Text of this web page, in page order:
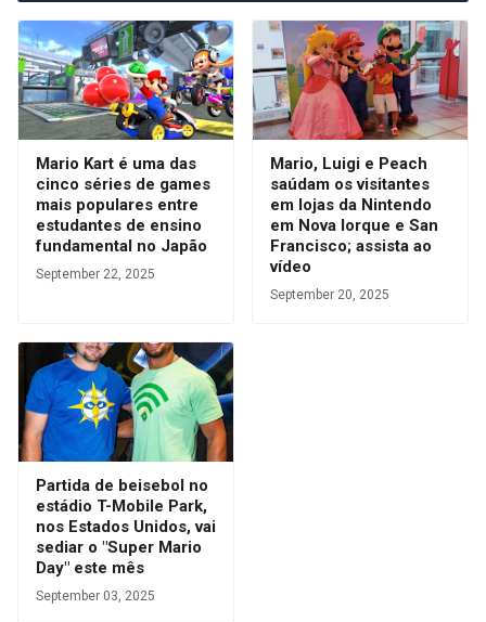
Mario Kart é uma das
cinco séries de games
mais populares entre
estudantes de ensino
fundamental no Japão
September 22, 2025
Mario, Luigi e Peach
saúdam os visitantes
em lojas da Nintendo
em Nova Iorque e San
Francisco; assista ao
vídeo
September 20, 2025
Partida de beisebol no
estádio T-Mobile Park,
nos Estados Unidos, vai
sediar o "Super Mario
Day" este mês
September 03, 2025